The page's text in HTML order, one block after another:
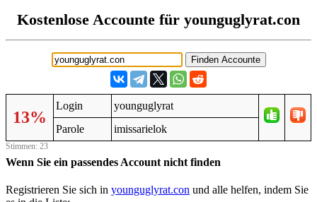
Kostenlose Accounte für younguglyrat.con
13%
Login
younguglyrat
Parole
imissarielok
Stimmen: 23
Wenn Sie ein passendes Account nicht finden
Registrieren Sie sich in younguglyrat.con und alle helfen, indem Sie